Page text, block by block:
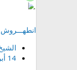
14 أبريل 2019